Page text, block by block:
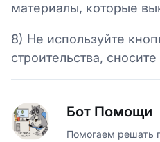
материалы, которые
8) Не используйте
строительства,
Бот Помощи
Помогаем решать